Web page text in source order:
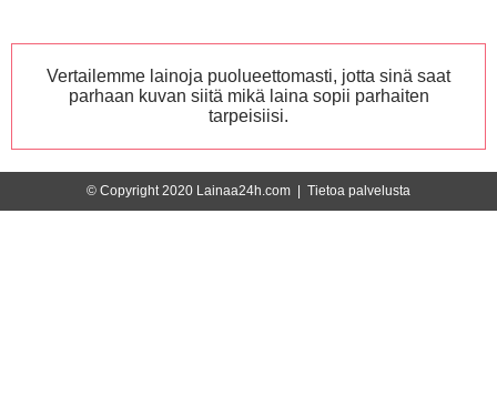
Vertailemme lainoja puolueettomasti, jotta sinä saat
parhaan kuvan siitä mikä laina sopii parhaiten
tarpeisiisi.
© Copyright 2020 Lainaa24h.com | Tietoa palvelusta